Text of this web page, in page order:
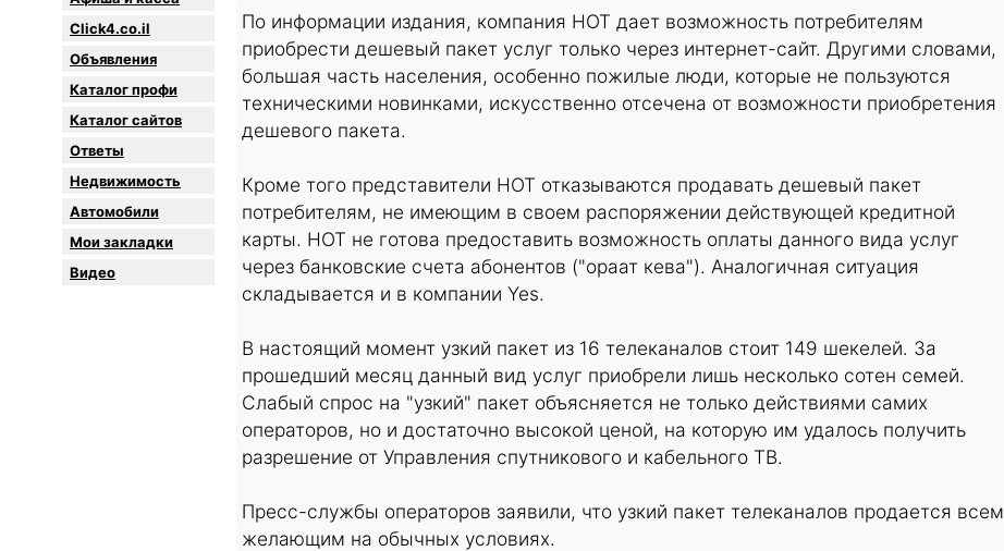
Click4.co.il
Объявления
Каталог профи
Каталог сайтов
Oтветы
Недвижимость
Автомобили
Мои закладки
Видео
По информации издания, компания HOT дает возможность потребителям
приобрести дешевый пакет услуг только через интернет-сайт. Другими словами,
большая часть населения, особенно пожилые люди, которые не пользуются
техническими новинками, искусственно отсечена от возможности приобретения
дешевого пакета.
Кроме того представители HOT отказываются продавать дешевый пакет
потребителям, не имеющим в своем распоряжении действующей кредитной
карты. HOT не готова предоставить возможность оплаты данного вида услуг
через банковские счета абонентов ("ораат кева"). Аналогичная ситуация
складывается и в компании Yes.
В настоящий момент узкий пакет из 16 телеканалов стоит 149 шекелей. За
прошедший месяц данный вид услуг приобрели лишь несколько сотен семей.
Слабый спрос на "узкий" пакет объясняется не только действиями самих
операторов, но и достаточно высокой ценой, на которую им удалось получить
разрешение от Управления спутникового и кабельного ТВ.
Пресс-службы операторов заявили, что узкий пакет телеканалов продается всем
желающим на обычных условиях.